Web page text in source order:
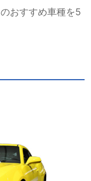
おすすめ車種を5